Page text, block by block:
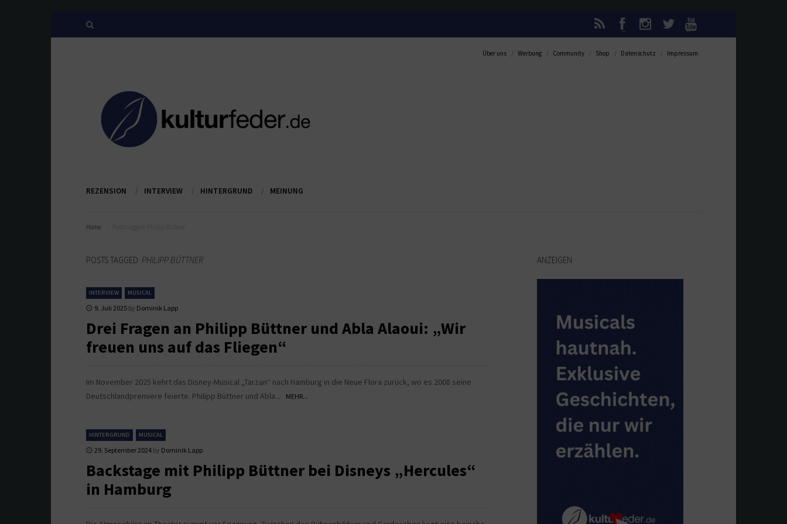
Über uns Werbung Community Shop Datenschutz Impressum
REZENSION INTERVIEW HINTERGRUND MEINUNG
Home
POSTS TAGGED: PHILIPP BÜTTNER
INTERVIEW MUSICAL
9. Juli 2025 by Dominik Lapp
Drei Fragen an Philipp Büttner und Abla Alaoui: „Wir
freuen uns auf das Fliegen“
Im November 2025 kehrt das Disney-Musical „Tarzan“ nach Hamburg in die Neue Flora zurück, wo es 2008 seine
Deutschlandpremiere feierte. Philipp Büttner und Abla...
MEHR...
HINTERGRUND MUSICAL
29. September 2024 by Dominik Lapp
Backstage mit Philipp Büttner bei Disneys „Hercules“
in Hamburg
ANZEIGEN